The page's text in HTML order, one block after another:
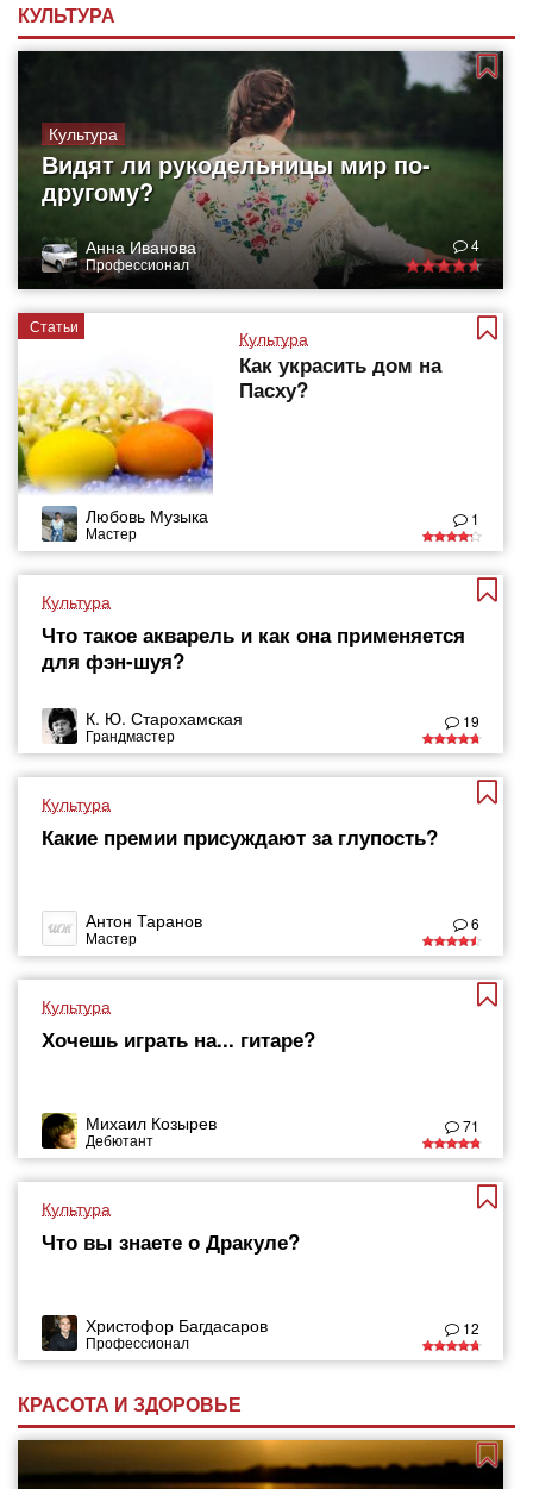
КУЛЬТУРА
Культура
Видят ли рукодельницы мир по-
другому?
Анна Иванова
Профессионал
4
Статьи
Культура
Как украсить дом на
Пасху?
Любовь Музыка
Мастер
1
Культура
Что такое акварель и как она применяется
для фэн-шуя?
К. Ю. Старохамская
Грандмастер
19
Культура
Какие премии присуждают за глупость?
Антон Таранов
Мастер
6
Культура
Хочешь играть на... гитаре?
Михаил Козырев
Дебютант
71
Культура
Что вы знаете о Дракуле?
Христофор Багдасаров
Профессионал
12
КРАСОТА И ЗДОРОВЬЕ